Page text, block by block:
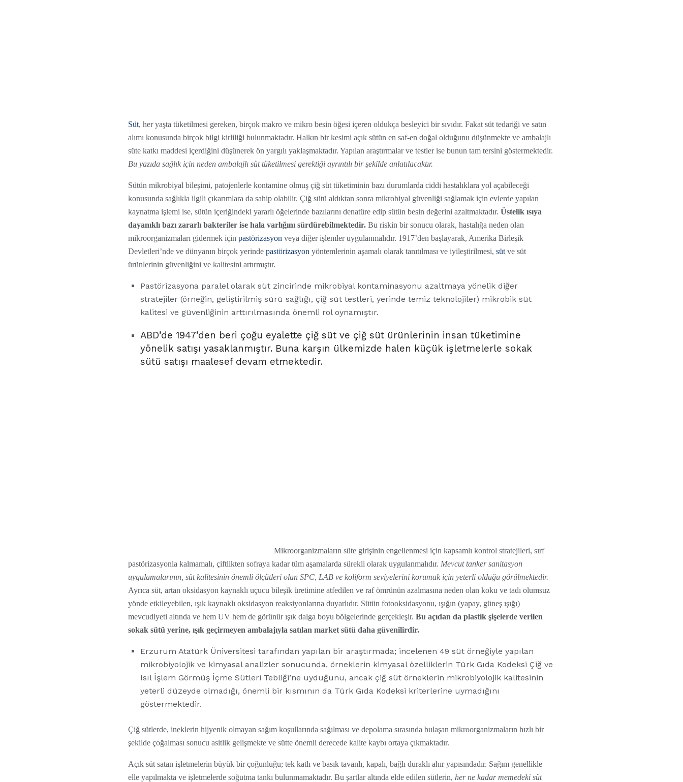
Süt, her yaşta tüketilmesi gereken, birçok makro ve mikro besin öğesi içeren oldukça besleyici bir sıvıdır. Fakat süt tedariği ve satın
alımı konusunda birçok bilgi kirliliği bulunmaktadır. Halkın bir kesimi açık sütün en saf-en doğal olduğunu düşünmekte ve ambalajlı
süte katkı maddesi içerdiğini düşünerek ön yargılı yaklaşmaktadır. Yapılan araştırmalar ve testler ise bunun tam tersini göstermektedir.
Bu yazıda sağlık için neden ambalajlı süt tüketilmesi gerektiği ayrıntılı bir şekilde anlatılacaktır.
Sütün mikrobiyal bileşimi, patojenlerle kontamine olmuş çiğ süt tüketiminin bazı durumlarda ciddi hastalıklara yol açabileceği
konusunda sağlıkla ilgili çıkarımlara da sahip olabilir. Çiğ sütü aldıktan sonra mikrobiyal güvenliği sağlamak için evlerde yapılan
kaynatma işlemi ise, sütün içeriğindeki yararlı öğelerinde bazılarını denatüre edip sütün besin değerini azaltmaktadır. Üstelik ısıya
dayanıklı bazı zararlı bakteriler ise hala varlığını sürdürebilmektedir. Bu riskin bir sonucu olarak, hastalığa neden olan
mikroorganizmaları gidermek için pastörizasyon veya diğer işlemler uygulanmalıdır. 1917’den başlayarak, Amerika Birleşik
Devletleri’nde ve dünyanın birçok yerinde pastörizasyon yöntemlerinin aşamalı olarak tanıtılması ve iyileştirilmesi, süt ve süt
ürünlerinin güvenliğini ve kalitesini artırmıştır.
Pastörizasyona paralel olarak süt zincirinde mikrobiyal kontaminasyonu azaltmaya yönelik diğer
stratejiler (örneğin, geliştirilmiş sürü sağlığı, çiğ süt testleri, yerinde temiz teknolojiler) mikrobik süt
kalitesi ve güvenliğinin arttırılmasında önemli rol oynamıştır.
ABD’de 1947’den beri çoğu eyalette çiğ süt ve çiğ süt ürünlerinin insan tüketimine
yönelik satışı yasaklanmıştır. Buna karşın ülkemizde halen küçük işletmelerle sokak
sütü satışı maalesef devam etmektedir.
Mikroorganizmaların süte girişinin engellenmesi için kapsamlı kontrol stratejileri, sırf
pastörizasyonla kalmamalı, çiftlikten sofraya kadar tüm aşamalarda sürekli olarak uygulanmalıdır. Mevcut tanker sanitasyon
uygulamalarının, süt kalitesinin önemli ölçütleri olan SPC, LAB ve koliform seviyelerini korumak için yeterli olduğu görülmektedir.
Ayrıca süt, artan oksidasyon kaynaklı uçucu bileşik üretimine atfedilen ve raf ömrünün azalmasına neden olan koku ve tadı olumsuz
yönde etkileyebilen, ışık kaynaklı oksidasyon reaksiyonlarına duyarlıdır. Sütün fotooksidasyonu, ışığın (yapay, güneş ışığı)
mevcudiyeti altında ve hem UV hem de görünür ışık dalga boyu bölgelerinde gerçekleşir. Bu açıdan da plastik şişelerde verilen
sokak sütü yerine, ışık geçirmeyen ambalajıyla satılan market sütü daha güvenilirdir.
Erzurum Atatürk Üniversitesi tarafından yapılan bir araştırmada; incelenen 49 süt örneğiyle yapılan
mikrobiyolojik ve kimyasal analizler sonucunda, örneklerin kimyasal özelliklerin Türk Gıda Kodeksi Çiğ ve
Isıl İşlem Görmüş İçme Sütleri Tebliği’ne uyduğunu, ancak çiğ süt örneklerin mikrobiyolojik kalitesinin
yeterli düzeyde olmadığı, önemli bir kısmının da Türk Gıda Kodeksi kriterlerine uymadığını
göstermektedir.
Çiğ sütlerde, ineklerin hijyenik olmayan sağım koşullarında sağılması ve depolama sırasında bulaşan mikroorganizmaların hızlı bir
şekilde çoğalması sonucu asitlik gelişmekte ve sütte önemli derecede kalite kaybı ortaya çıkmaktadır.
Açık süt satan işletmelerin büyük bir çoğunluğu; tek katlı ve basık tavanlı, kapalı, bağlı duraklı ahır yapısındadır. Sağım genellikle
elle yapılmakta ve işletmelerde soğutma tankı bulunmamaktadır. Bu şartlar altında elde edilen sütlerin, her ne kadar memedeki süt